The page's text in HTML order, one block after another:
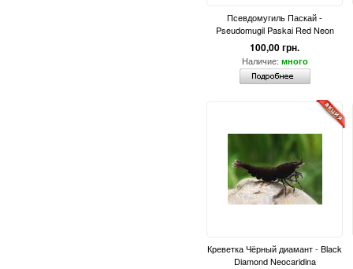
Псевдомугиль Паскай -
Pseudomugil Paskai Red Neon
100,00 грн.
Наличие: много
Креветка Чёрный диамант - Black
Diamond Neocaridina